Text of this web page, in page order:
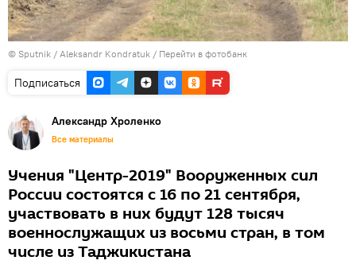
© Sputnik / Aleksandr Kondratuk / Перейти в фотобанк
Подписаться
Александр Хроленко
Все материалы
Учения "Центр-2019" Вооруженных сил
России состоятся с 16 по 21 сентября,
участвовать в них будут 128 тысяч
военнослужащих из восьми стран, в том
числе из Таджикистана